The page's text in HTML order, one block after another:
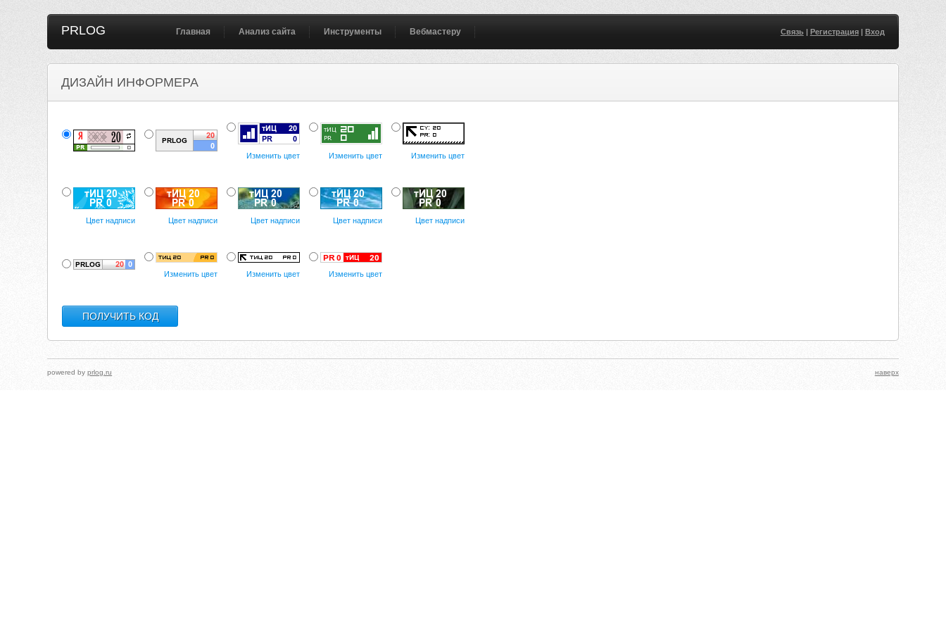
PRLOG Главная Анализ сайта Инструменты Вебмастеру Связь| Регистрация| Вход
ДИЗАЙН ИНФОРМЕРА
Изменить цвет Изменить цвет Изменить цвет
Цвет надписи Цвет надписи Цвет надписи Цвет надписи Цвет надписи
Изменить цвет Изменить цвет Изменить цвет
powered byprlog.ru наверх